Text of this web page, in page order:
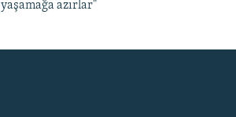
yaşamağa azırlar"